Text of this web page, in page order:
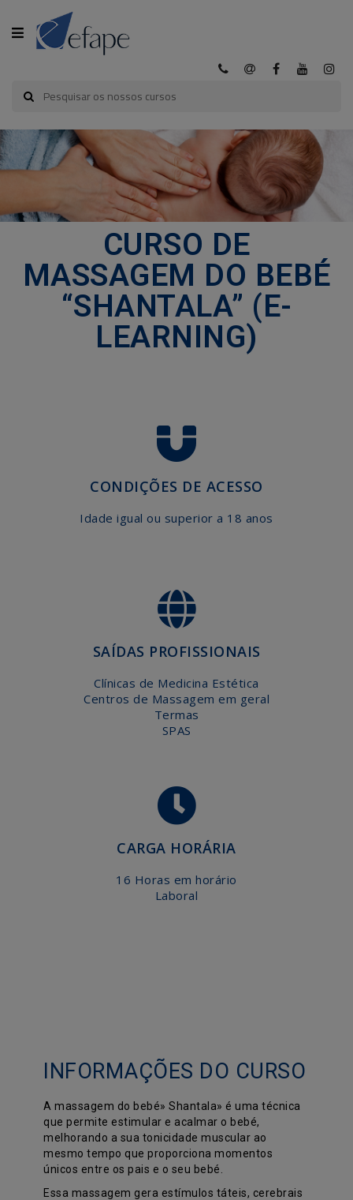
CATEGORIA
INÍCIO
A
CURSOS
CURSO DE
MASSAGEM DO BEBÉ
“SHANTALA” (E-
LEARNING)
CONDIÇÕES DE ACESSO
Idade igual ou superior a 18 anos
SAÍDAS PROFISSIONAIS
Clínicas de Medicina Estética
Centros de Massagem em geral
Termas
SPAS
CARGA HORÁRIA
16 Horas em horário
Laboral
INFORMAÇÕES DO CURSO
A massagem do bebé» Shantala» é uma técnica
que permite estimular e acalmar o bebé,
melhorando a sua tonicidade muscular ao
mesmo tempo que proporciona momentos
únicos entre os pais e o seu bebé.
Essa massagem gera estímulos táteis, cerebrais